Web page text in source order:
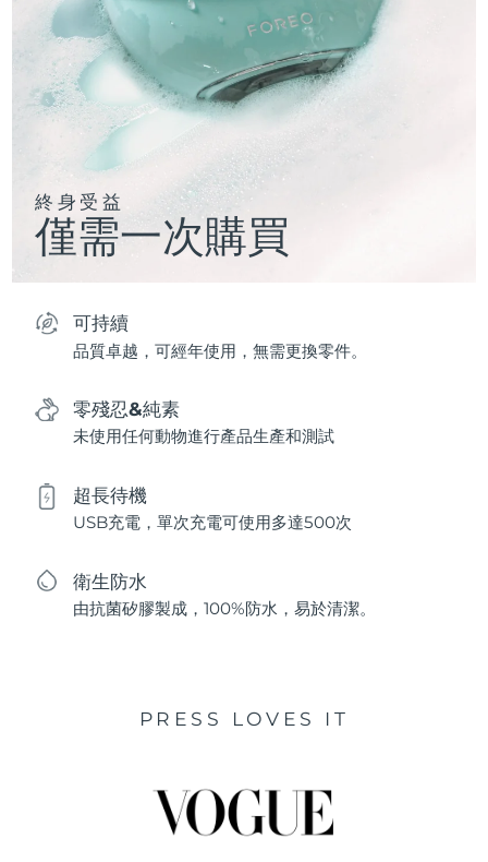
終身受益
僅需一次購買
可持續
品質卓越，可經年使用，無需更換零件。
零殘忍&純素
未使用任何動物進行產品生產和測試
超長待機
USB充電，單次充電可使用多達500次
衛生防水
由抗菌矽膠製成，100%防水，易於清潔。
PRESS LOVES IT